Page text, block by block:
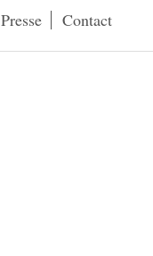
Presse Contact